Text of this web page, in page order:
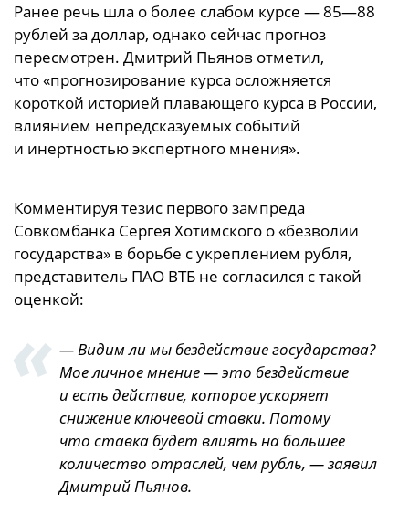
Ранее речь шла о более слабом курсе — 85—88
рублей за доллар, однако сейчас прогноз
пересмотрен. Дмитрий Пьянов отметил,
что «прогнозирование курса осложняется
короткой историей плавающего курса в России,
влиянием непредсказуемых событий
и инертностью экспертного мнения».
Комментируя тезис первого зампреда
Совкомбанка Сергея Хотимского о «безволии
государства» в борьбе с укреплением рубля,
представитель ПАО ВТБ не согласился с такой
оценкой:
— Видим ли мы бездействие государства?
Мое личное мнение — это бездействие
и есть действие, которое ускоряет
снижение ключевой ставки. Потому
что ставка будет влиять на большее
количество отраслей, чем рубль, — заявил
Дмитрий Пьянов.